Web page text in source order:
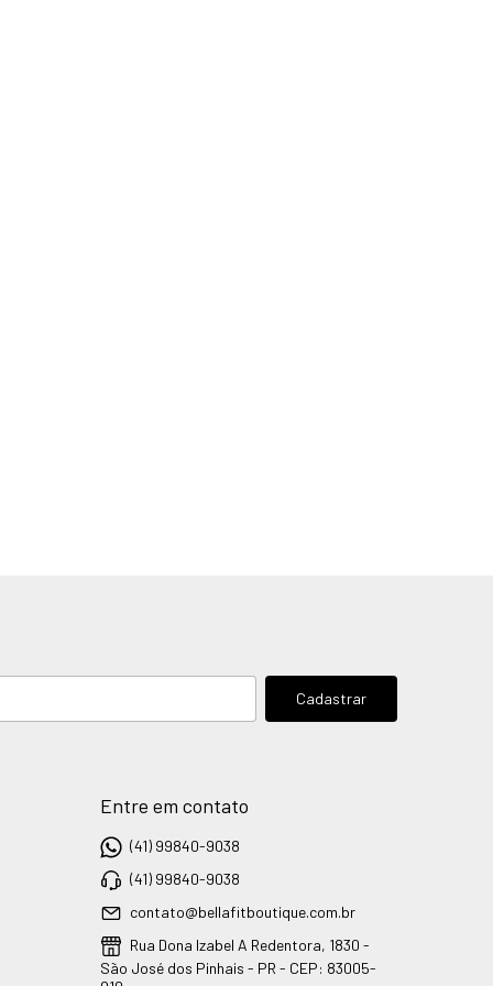
Entre em contato
(41) 99840-9038
(41) 99840-9038
contato@bellafitboutique.com.br
Rua Dona Izabel A Redentora, 1830 -
São José dos Pinhais - PR - CEP: 83005-